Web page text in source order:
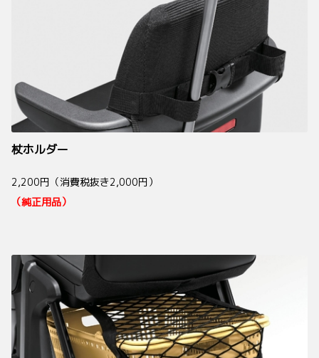
杖ホルダー
2,200円（消費税抜き2,000円）
（純正用品）